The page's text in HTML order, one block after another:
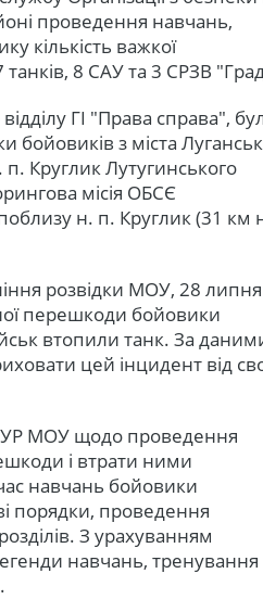
проведення навчань,
кількість важкої
танків, 8 САУ та 3 СРЗВ
ГІ "Права справа",
бойовиків з міста
Круглик Лутугинського
місія ОБСЄ
н. п. Круглик (31 км
розвідки МОУ, 28 липня
перешкоди бойовики
втопили танк. За
цей інцидент від
МОУ щодо проведення
і втрати ними
час навчань бойовики
порядки, проведення
З урахуванням
навчань, тренування